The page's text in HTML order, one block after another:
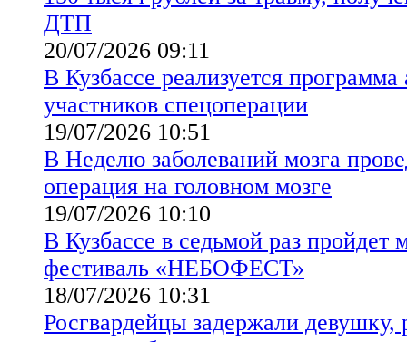
ДТП
20/07/2026 09:11
В Кузбассе реализуется
участников спецоперации
19/07/2026 10:51
В Неделю заболеваний мозга
операция на головном мозге
19/07/2026 10:10
В Кузбассе в седьмой раз пройдет
фестиваль «НЕБОФЕСТ»
18/07/2026 10:31
Росгвардейцы задержали